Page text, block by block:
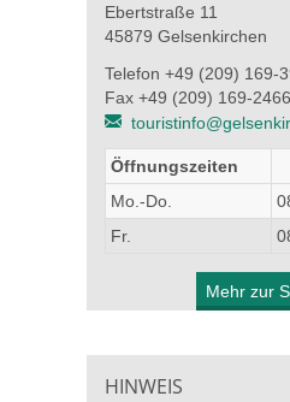
Ebertstraße 11
45879 Gelsenkirchen
Telefon +49 (209) 169-
Fax +49 (209) 169-2466
Öffnungszeiten
Mo.-Do.
Fr.
Mehr zur
HINWEIS